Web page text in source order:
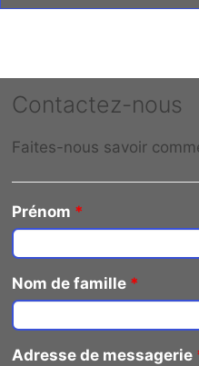
Contactez-nous
Faites-nous savoir
Prénom *
Nom de famille *
Adresse de messagerie